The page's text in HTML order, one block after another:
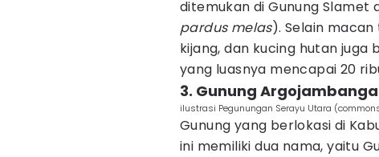
ditemukan di Gunung Slamet
pardus melas). Selain macan
kijang, dan kucing hutan juga
yang luasnya mencapai 20
3. Gunung
ilustrasi Pegunungan Serayu Utara
Gunung yang berlokasi di
ini memiliki dua nama, yaitu